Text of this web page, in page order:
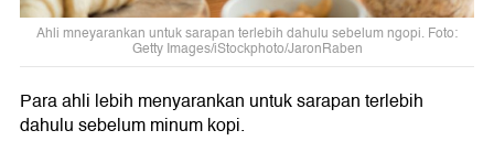
Ahli mneyarankan untuk sarapan terlebih dahulu sebelum ngopi. Foto:
Getty Images/iStockphoto/JaronRaben
Para ahli lebih menyarankan untuk sarapan terlebih
dahulu sebelum minum kopi.